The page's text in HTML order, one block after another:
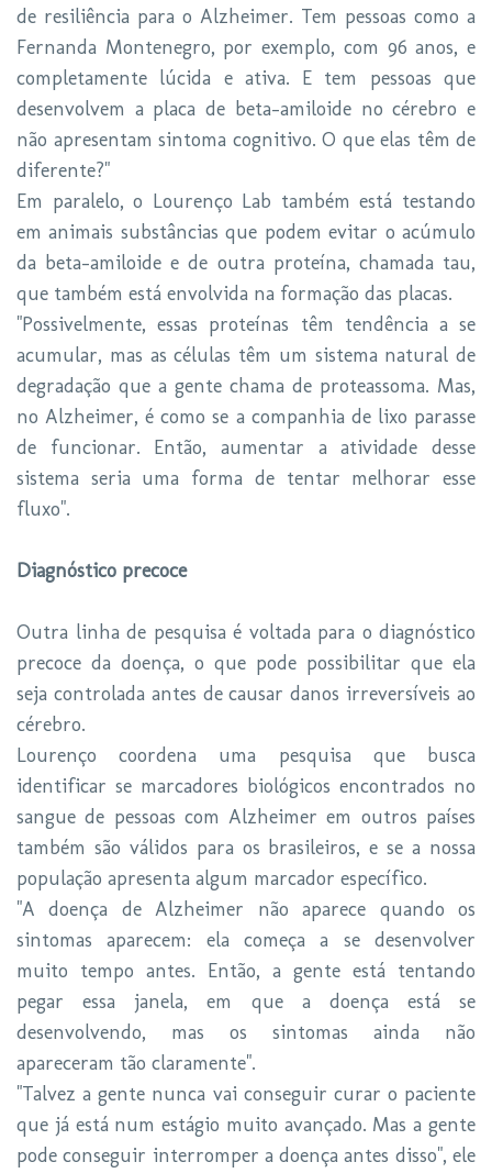
de resiliência para o Alzheimer. Tem pessoas como a
Fernanda Montenegro, por exemplo, com 96 anos, e
completamente lúcida e ativa. E tem pessoas que
desenvolvem a placa de beta-amiloide no cérebro e
não apresentam sintoma cognitivo. O que elas têm de
diferente?"
Em paralelo, o Lourenço Lab também está testando
em animais substâncias que podem evitar o acúmulo
da beta-amiloide e de outra proteína, chamada tau,
que também está envolvida na formação das placas.
"Possivelmente, essas proteínas têm tendência a se
acumular, mas as células têm um sistema natural de
degradação que a gente chama de proteassoma. Mas,
no Alzheimer, é como se a companhia de lixo parasse
de funcionar. Então, aumentar a atividade desse
sistema seria uma forma de tentar melhorar esse
fluxo".
Diagnóstico precoce
Outra linha de pesquisa é voltada para o diagnóstico
precoce da doença, o que pode possibilitar que ela
seja controlada antes de causar danos irreversíveis ao
cérebro.
Lourenço coordena uma pesquisa que busca
identificar se marcadores biológicos encontrados no
sangue de pessoas com Alzheimer em outros países
também são válidos para os brasileiros, e se a nossa
população apresenta algum marcador específico.
"A doença de Alzheimer não aparece quando os
sintomas aparecem: ela começa a se desenvolver
muito tempo antes. Então, a gente está tentando
pegar essa janela, em que a doença está se
desenvolvendo, mas os sintomas ainda não
apareceram tão claramente".
"Talvez a gente nunca vai conseguir curar o paciente
que já está num estágio muito avançado. Mas a gente
pode conseguir interromper a doença antes disso", ele